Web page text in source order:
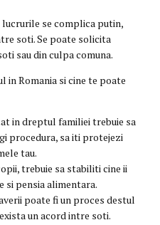
lucrurile se complica putin,
soti. Se poate solicita
sau din culpa comuna.
in Romania si cine te poate
in dreptul familiei trebuie sa
procedura, sa iti protejezi
tau.
trebuie sa stabiliti cine ii
si pensia alimentara.
poate fi un proces destul
un acord intre soti.